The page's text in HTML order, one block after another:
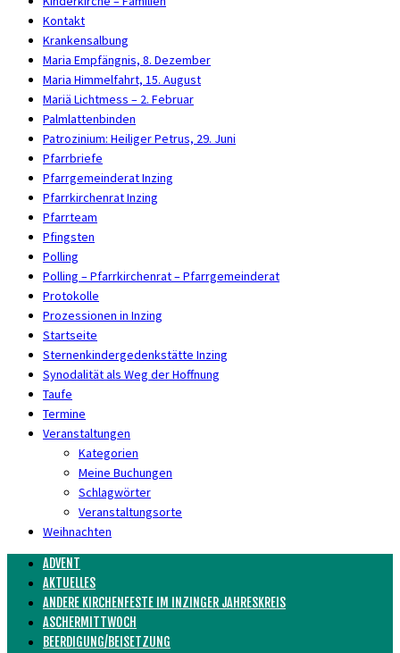
Kontakt
Krankensalbung
Maria Empfängnis, 8. Dezember
Maria Himmelfahrt, 15. August
Mariä Lichtmess – 2. Februar
Palmlattenbinden
Patrozinium: Heiliger Petrus, 29. Juni
Pfarrbriefe
Pfarrgemeinderat Inzing
Pfarrkirchenrat Inzing
Pfarrteam
Pfingsten
Polling
Polling – Pfarrkirchenrat – Pfarrgemeinderat
Protokolle
Prozessionen in Inzing
Startseite
Sternenkindergedenkstätte Inzing
Synodalität als Weg der Hoffnung
Taufe
Termine
Veranstaltungen
Kategorien
Meine Buchungen
Schlagwörter
Veranstaltungsorte
Weihnachten
ADVENT
AKTUELLES
ANDERE KIRCHENFESTE IM INZINGER JAHRESKREIS
ASCHERMITTWOCH
BEERDIGUNG/BEISETZUNG